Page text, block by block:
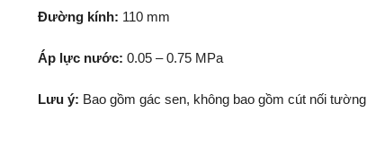
Đường kính: 110 mm
Áp lực nước: 0.05 – 0.75 MPa
Lưu ý: Bao gồm gác sen, không bao gồm cút nối tường